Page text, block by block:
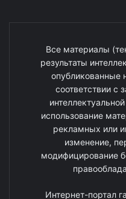
Все материалы
результаты
опубликованные
соответствии с
использование
рекламных или
изменение,
модифицирование
Интернет-портал